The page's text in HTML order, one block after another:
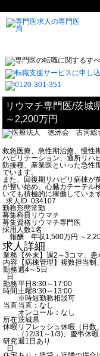
リウマチ専門医/茨城
～2,200万円
救急医療、急性期治療、慢性
ハビリテーション、通所リハ
防接種、産業医といった急性
でいます。
また、回復期リハビリ病棟が
が整い始め、心臓カテーテル
いても積極的に稼働していま
求人ID 034107
勤務形態常勤
募集科目 リウマチ
募集資格リウマチ専門医
採用人数1名
報酬
年収1,500万円 ～
求人詳細
業務
内容
【外来】週2～3コマ、
【病棟管理】複数担当
勤務
日
週4～5日
勤務
時間
平日8:30～17:00
土曜8:30～13:00
※時短勤務相談可
当直当直：なし
オンコール：なし
所在茨城県
休暇 リフレッシュ休暇（日
（12/31～1/3)、慶弔休
研究
日
週1日あり